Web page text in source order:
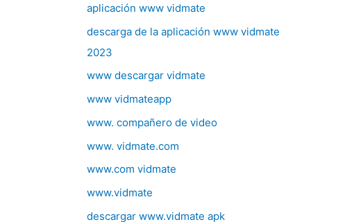
aplicación www vidmate
descarga de la aplicación www vidmate
2023
www descargar vidmate
www vidmateapp
www. compañero de video
www. vidmate.com
www.com vidmate
www.vidmate
descargar www.vidmate apk